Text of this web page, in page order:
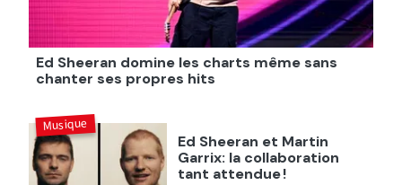
Ed Sheeran domine les charts même sans
chanter ses propres hits
Ed Sheeran et Martin
Garrix: la collaboration
tant attendue !
Musique